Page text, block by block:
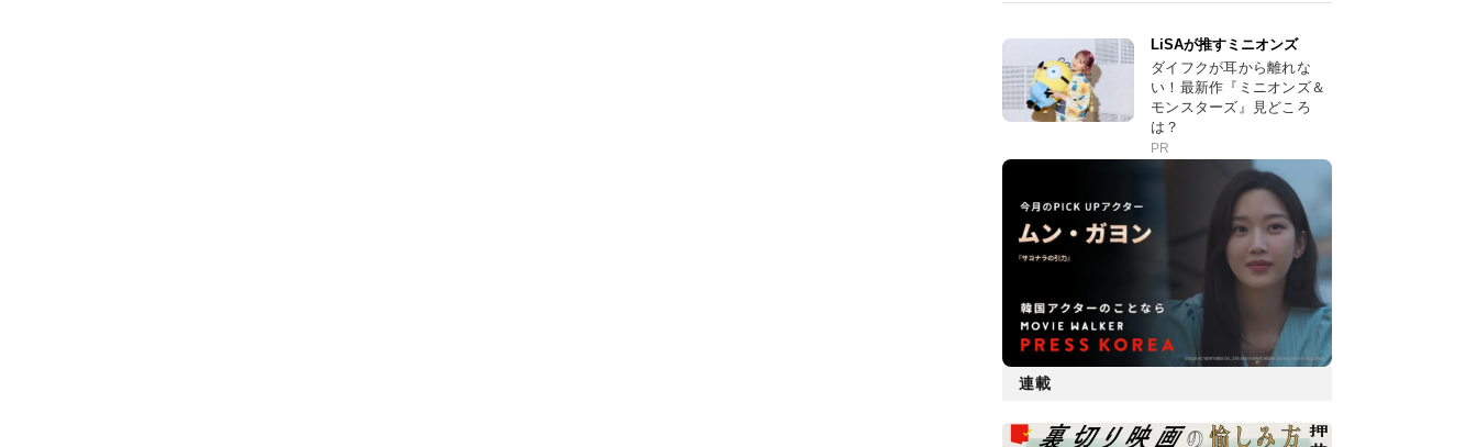
LiSAが推すミニオンズ
ダイフクが耳から離れな
い！最新作『ミニオンズ＆
モンスターズ』見どころ
は？
PR
連載